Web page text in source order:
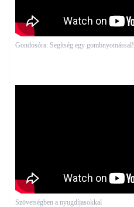
Gondosóra: Segítség egy gombnyomással!
Szövetségben a nyugdíjasokkal